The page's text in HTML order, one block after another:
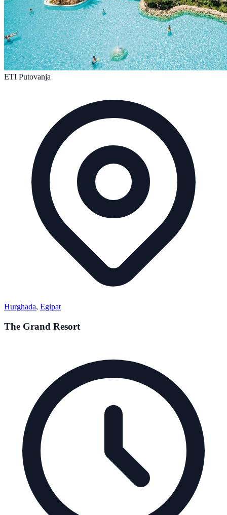
ETI Putovanja
Hurghada, Egipat
The Grand Resort